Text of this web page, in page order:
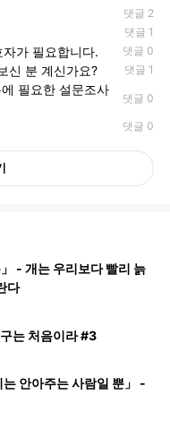
댓글 2
댓글 1
가 필요합니다. 댓글 0
신 분 계신가요? 댓글 1
필요한 설문조사
댓글 0
댓글 0
- 개는 우리보다 빨리 늙
다
는 처음이라 #3
안아주는 사람일 뿐」 -